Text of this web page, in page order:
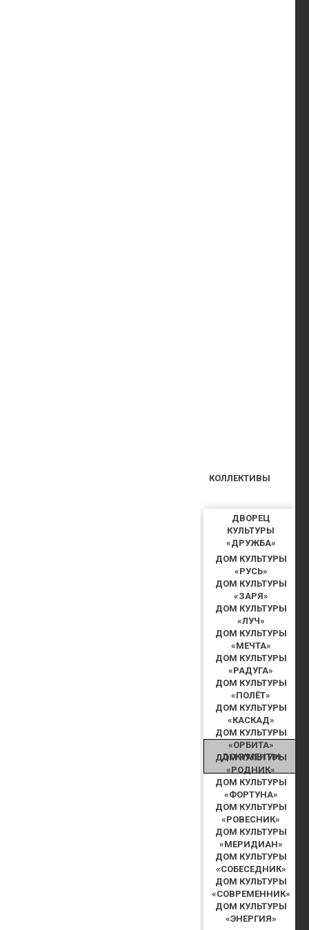
ДВОРЕЦ
КУЛЬТУРЫ
«ДРУЖБА»
ДОМ КУЛЬТУРЫ
«РУСЬ»
ДОМ КУЛЬТУРЫ
«ЗАРЯ»
ДОМ КУЛЬТУРЫ
«ЛУЧ»
ДОМ КУЛЬТУРЫ
«МЕЧТА»
ДОМ КУЛЬТУРЫ
«РАДУГА»
ДОМ КУЛЬТУРЫ
«ПОЛЁТ»
ДОМ КУЛЬТУРЫ
«КАСКАД»
ДОМ КУЛЬТУРЫ
«ОРБИТА»
ДОМ КУЛЬТУРЫ
«РОДНИК»
ДОМ КУЛЬТУРЫ
«ФОРТУНА»
ДОМ КУЛЬТУРЫ
«РОВЕСНИК»
ДОМ КУЛЬТУРЫ
«МЕРИДИАН»
ДОМ КУЛЬТУРЫ
«СОБЕСЕДНИК»
ДОМ КУЛЬТУРЫ
«СОВРЕМЕННИК»
ДОМ КУЛЬТУРЫ
«ЭНЕРГИЯ»
КОЛЛЕКТИВЫ
ДОКУМЕНТЫ